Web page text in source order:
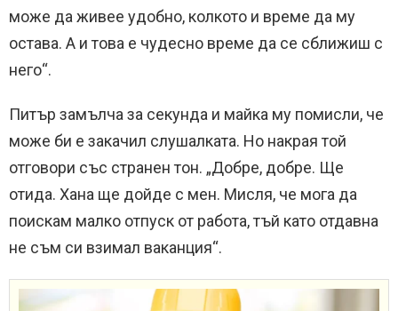
може да живее удобно, колкото и време да му
остава. А и това е чудесно време да се сближиш с
него“.
Питър замълча за секунда и майка му помисли, че
може би е закачил слушалката. Но накрая той
отговори със странен тон. „Добре, добре. Ще
отида. Хана ще дойде с мен. Мисля, че мога да
поискам малко отпуск от работа, тъй като отдавна
не съм си взимал ваканция“.